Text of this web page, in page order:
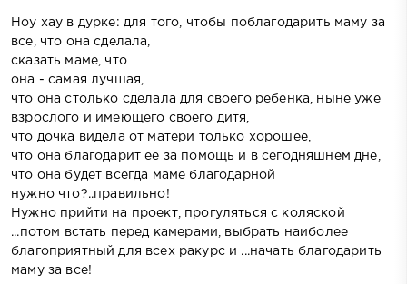
Ноу хау в дурке: для того, чтобы поблагодарить маму за
все, что она сделала,
сказать маме, что
она - самая лучшая,
что она столько сделала для своего ребенка, ныне уже
взрослого и имеющего своего дитя,
что дочка видела от матери только хорошее,
что она благодарит ее за помощь и в сегодняшнем дне,
что она будет всегда маме благодарной
нужно что?..правильно!
Нужно прийти на проект, прогуляться с коляской
...потом встать перед камерами, выбрать наиболее
благоприятный для всех ракурс и ...начать благодарить
маму за все!